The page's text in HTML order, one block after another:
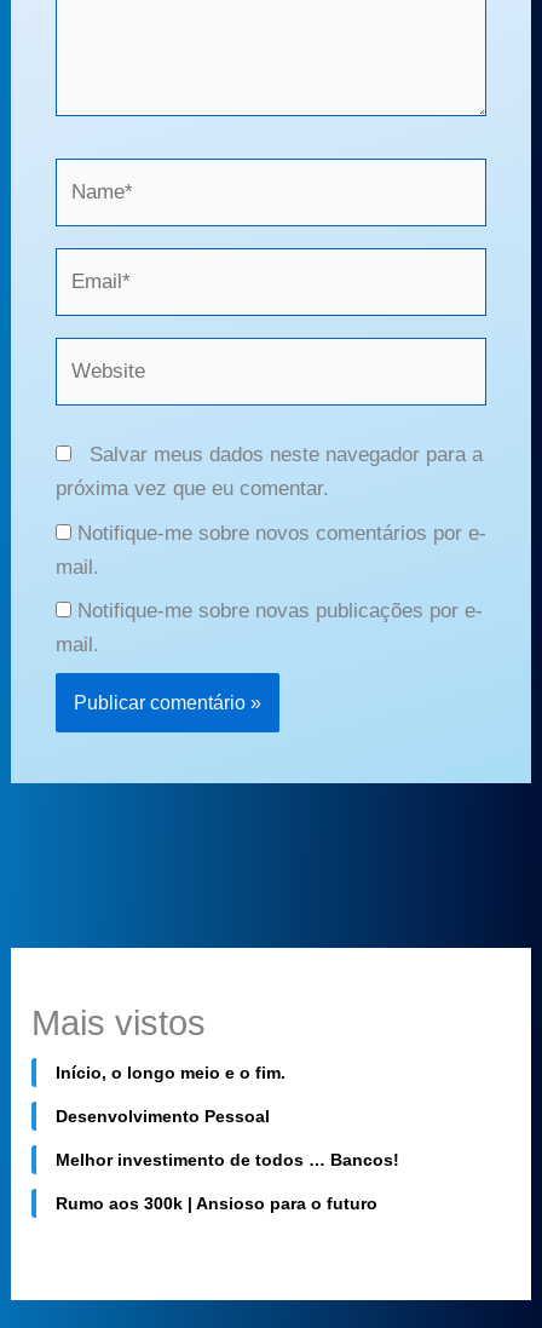
Salvar meus dados neste navegador para a
próxima vez que eu comentar.
Notifique-me sobre novos comentários por e-
mail.
Notifique-me sobre novas publicações por e-
mail.
Mais vistos
Início, o longo meio e o fim.
Desenvolvimento Pessoal
Melhor investimento de todos … Bancos!
Rumo aos 300k | Ansioso para o futuro